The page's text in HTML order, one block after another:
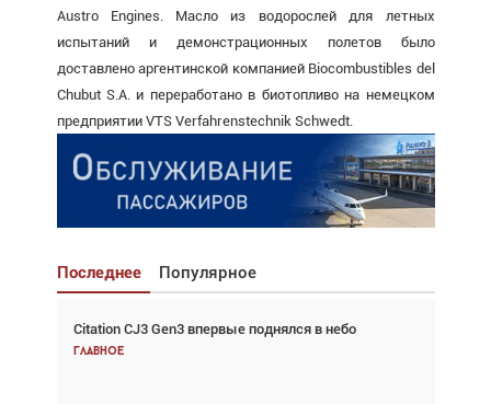
Austro Engines. Масло из водорослей для летных
испытаний и демонстрационных полетов было
доставлено аргентинской компанией Biocombustibles del
Chubut S.A. и переработано в биотопливо на немецком
предприятии VTS Verfahrenstechnik Schwedt.
Последнее Популярное
Citation CJ3 Gen3 впервые поднялся в небо
Главное
Взгляд с высоты: тандем вертолётов и БПЛА в
спасательных операциях